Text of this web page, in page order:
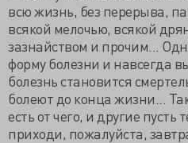
всю жизнь, без перерыва,
всякой мелочью, всякой
зазнайством и прочим...
форму болезни и навсегда
болезнь становится
болеют до конца жизни...
есть от чего, и другие
приходи, пожалуйста,